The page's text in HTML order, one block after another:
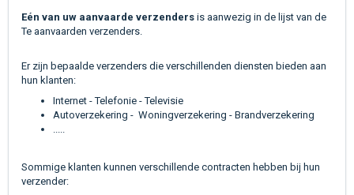
Eén van uw aanvaarde verzenders is aanwezig in de lijst van de
Te aanvaarden verzenders.
Er zijn bepaalde verzenders die verschillenden diensten bieden aan
hun klanten:
Internet - Telefonie - Televisie
Autoverzekering - Woningverzekering - Brandverzekering
.....
Sommige klanten kunnen verschillende contracten hebben bij hun
verzender: